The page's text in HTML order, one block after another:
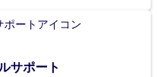
サポート